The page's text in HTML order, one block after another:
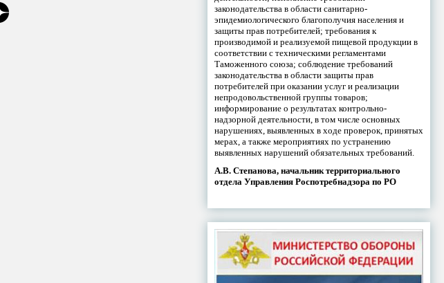
законодательства в области санитарно-
эпидемиологического благополучия населения и
защиты прав потребителей; требования к
производимой и реализуемой пищевой продукции в
соответствии с техническими регламентами
Таможенного союза; соблюдение требований
законодательства в области защиты прав
потребителей при оказании услуг и реализации
непродовольственной группы товаров;
информирование о результатах контрольно-
надзорной деятельности, в том числе основных
нарушениях, выявленных в ходе проверок, принятых
мерах, а также мероприятиях по устранению
выявленных нарушений обязательных требований.
А.В. Степанова, начальник территориального
отдела Управления Роспотребнадзора по РО